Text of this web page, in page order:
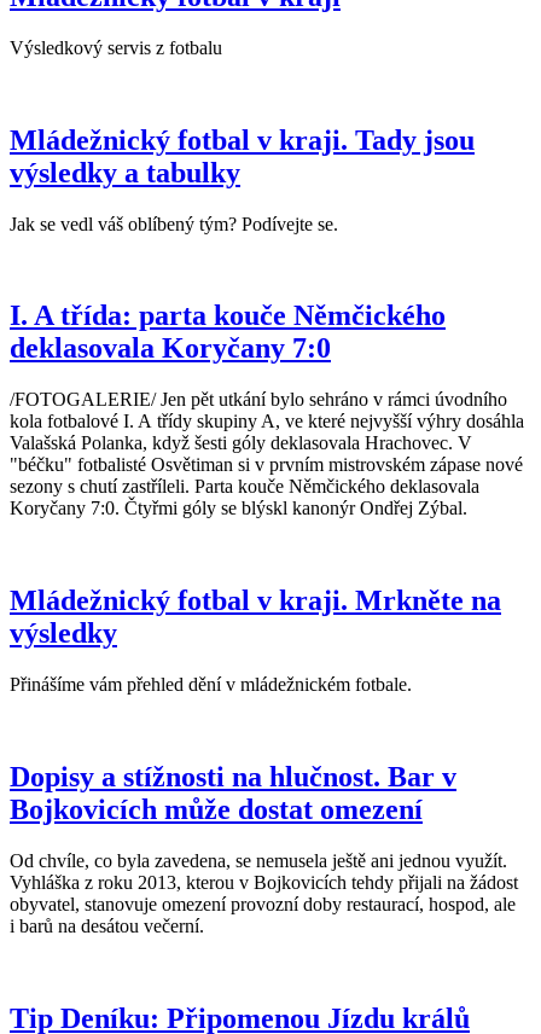
Výsledkový servis z fotbalu
Mládežnický fotbal v kraji. Tady jsou
výsledky a tabulky
Jak se vedl váš oblíbený tým? Podívejte se.
I. A třída: parta kouče Němčického
deklasovala Koryčany 7:0
/FOTOGALERIE/ Jen pět utkání bylo sehráno v rámci úvodního
kola fotbalové I. A třídy skupiny A, ve které nejvyšší výhry dosáhla
Valašská Polanka, když šesti góly deklasovala Hrachovec. V
"béčku" fotbalisté Osvětiman si v prvním mistrovském zápase nové
sezony s chutí zastříleli. Parta kouče Němčického deklasovala
Koryčany 7:0. Čtyřmi góly se blýskl kanonýr Ondřej Zýbal.
Mládežnický fotbal v kraji. Mrkněte na
výsledky
Přinášíme vám přehled dění v mládežnickém fotbale.
Dopisy a stížnosti na hlučnost. Bar v
Bojkovicích může dostat omezení
Od chvíle, co byla zavedena, se nemusela ještě ani jednou využít.
Vyhláška z roku 2013, kterou v Bojkovicích tehdy přijali na žádost
obyvatel, stanovuje omezení provozní doby restaurací, hospod, ale
i barů na desátou večerní.
Tip Deníku: Připomenou Jízdu králů